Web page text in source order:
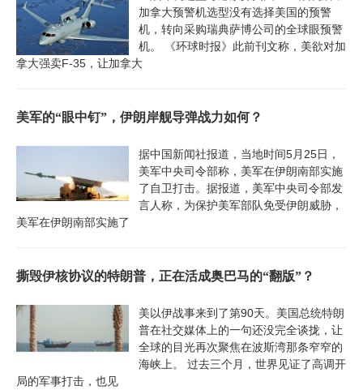
加拿大预警机选型没有选择美国的预警
机，转向采购瑞典萨博公司的全球眼预警
机。 《环球时报》此前刊文称，美欲对加
拿大强卖F-35，让加拿大
美军的“眼中钉”，伊朗岸舰导弹战力如何？
据中国新闻社报道，当地时间5月25日，
美军中央司令部称，美军在伊朗南部实施
了自卫打击。据报道，美军中央司令部发
言人称，为保护美军部队免受伊朗威胁，
美军在伊朗南部实施了
撕毁伊核协议的特朗普，正在活成奥巴马的“翻版”？
美以伊战事来到了第90天。美国总统特朗
普在社交媒体上的一句还没完全谈拢，让
全球的目光再次聚焦在波斯湾那条窄窄的
海峡上。 过去三个月，世界见证了高调开
局的军事打击，也见